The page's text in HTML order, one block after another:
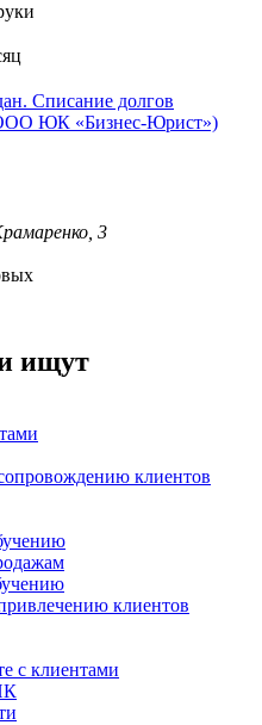
Списание долгов
ЮК «Бизнес-Юрист»)
3
ищут
клиентов
клиентов
с клиентами